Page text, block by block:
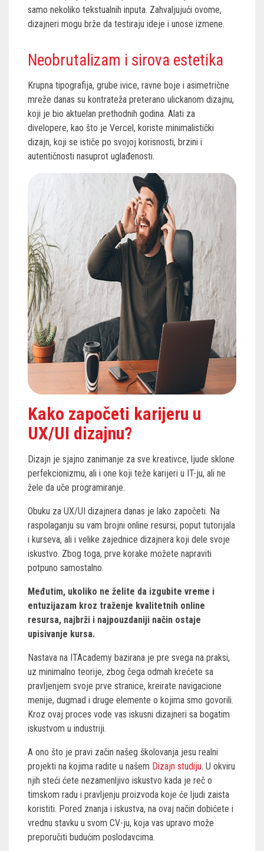
samo nekoliko tekstualnih inputa. Zahvaljujući ovome,
dizajneri mogu brže da testiraju ideje i unose izmene.
Neobrutalizam i sirova estetika
Krupna tipografija, grube ivice, ravne boje i asimetrične
mreže danas su kontrateža preterano ulickanom dizajnu,
koji je bio aktuelan prethodnih godina. Alati za
divelopere, kao što je Vercel, koriste minimalistički
dizajn, koji se ističe po svojoj korisnosti, brzini i
autentičnosti nasuprot uglađenosti.
Kako započeti karijeru u
UX/UI dizajnu?
Dizajn je sjajno zanimanje za sve kreativce, ljude sklone
perfekcionizmu, ali i one koji teže karijeri u IT-ju, ali ne
žele da uče programiranje.
Obuku za UX/UI dizajnera danas je lako započeti. Na
raspolaganju su vam brojni online resursi, poput tutorijala
i kurseva, ali i velike zajednice dizajnera koji dele svoje
iskustvo. Zbog toga, prve korake možete napraviti
potpuno samostalno.
Međutim, ukoliko ne želite da izgubite vreme i
entuzijazam kroz traženje kvalitetnih online
resursa, najbrži i najpouzdaniji način ostaje
upisivanje kursa.
Nastava na ITAcademy bazirana je pre svega na praksi,
uz minimalno teorije, zbog čega odmah krećete sa
pravljenjem svoje prve stranice, kreirate navigacione
menije, dugmad i druge elemente o kojima smo govorili.
Kroz ovaj proces vode vas iskusni dizajneri sa bogatim
iskustvom u industriji.
A ono što je pravi začin našeg školovanja jesu realni
projekti na kojima radite u našem Dizajn studiju. U okviru
njih steći ćete nezamenljivo iskustvo kada je reč o
timskom radu i pravljenju proizvoda koje će ljudi zaista
koristiti. Pored znanja i iskustva, na ovaj način dobićete i
vrednu stavku u svom CV-ju, koja vas upravo može
preporučiti budućim poslodavcima.